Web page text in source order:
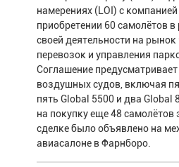
намерениях (LOI) с
приобретении 60 самолётов
своей деятельности на
перевозок и управления
Соглашение
воздушных судов, включая
пять Global 5500 и два Global
на покупку еще 48 самолётов
сделке было объявлено на
авиасалоне в Фарнборо.